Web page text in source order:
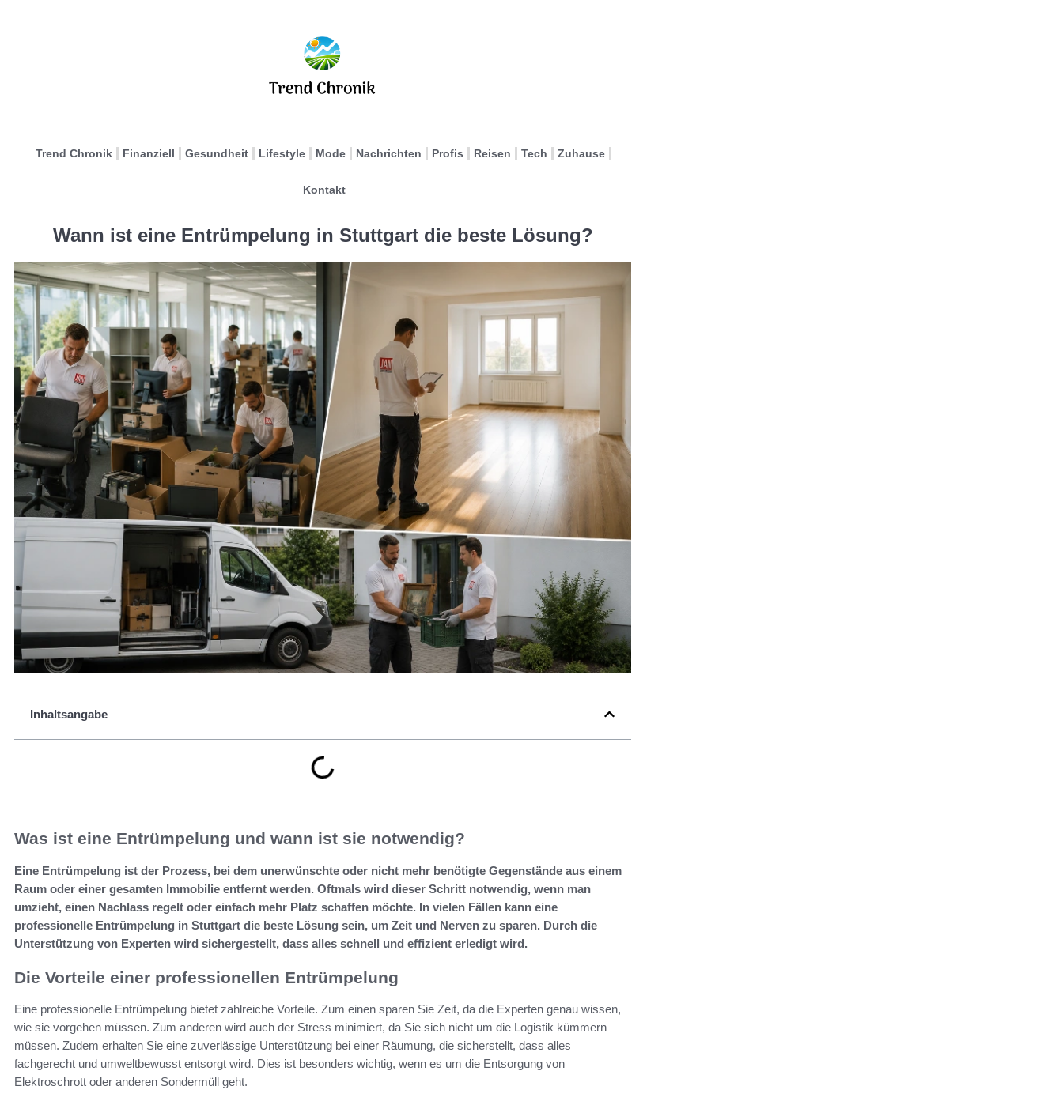
Trend Chronik Finanziell Gesundheit Lifestyle Mode Nachrichten Profis Reisen Tech Zuhause
Kontakt
Wann ist eine Entrümpelung in Stuttgart die beste Lösung?
Inhaltsangabe
Was ist eine Entrümpelung und wann ist sie notwendig?
Eine Entrümpelung ist der Prozess, bei dem unerwünschte oder nicht mehr benötigte Gegenstände aus einem
Raum oder einer gesamten Immobilie entfernt werden. Oftmals wird dieser Schritt notwendig, wenn man
umzieht, einen Nachlass regelt oder einfach mehr Platz schaffen möchte. In vielen Fällen kann eine
professionelle Entrümpelung in Stuttgart die beste Lösung sein, um Zeit und Nerven zu sparen. Durch die
Unterstützung von Experten wird sichergestellt, dass alles schnell und effizient erledigt wird.
Die Vorteile einer professionellen Entrümpelung
Eine professionelle Entrümpelung bietet zahlreiche Vorteile. Zum einen sparen Sie Zeit, da die Experten genau wissen,
wie sie vorgehen müssen. Zum anderen wird auch der Stress minimiert, da Sie sich nicht um die Logistik kümmern
müssen. Zudem erhalten Sie eine zuverlässige Unterstützung bei einer Räumung, die sicherstellt, dass alles
fachgerecht und umweltbewusst entsorgt wird. Dies ist besonders wichtig, wenn es um die Entsorgung von
Elektroschrott oder anderen Sondermüll geht.